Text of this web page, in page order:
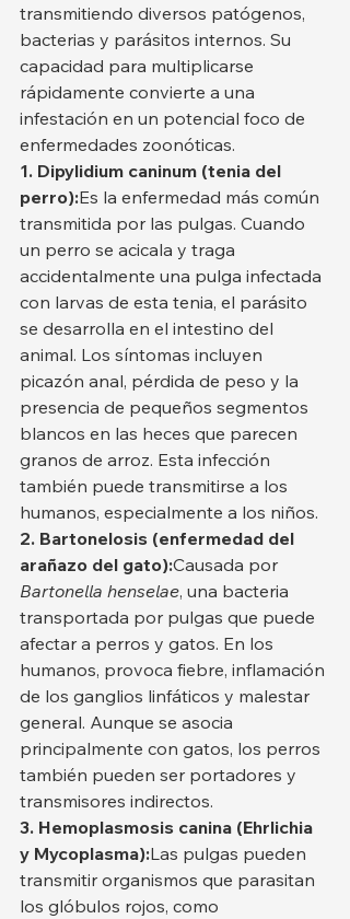
transmitiendo diversos patógenos,
bacterias y parásitos internos. Su
capacidad para multiplicarse
rápidamente convierte a una
infestación en un potencial foco de
enfermedades zoonóticas.
1. Dipylidium caninum (tenia del
perro):Es la enfermedad más común
transmitida por las pulgas. Cuando
un perro se acicala y traga
accidentalmente una pulga infectada
con larvas de esta tenia, el parásito
se desarrolla en el intestino del
animal. Los síntomas incluyen
picazón anal, pérdida de peso y la
presencia de pequeños segmentos
blancos en las heces que parecen
granos de arroz. Esta infección
también puede transmitirse a los
humanos, especialmente a los niños.
2. Bartonelosis (enfermedad del
arañazo del gato):Causada por
Bartonella henselae, una bacteria
transportada por pulgas que puede
afectar a perros y gatos. En los
humanos, provoca fiebre, inflamación
de los ganglios linfáticos y malestar
general. Aunque se asocia
principalmente con gatos, los perros
también pueden ser portadores y
transmisores indirectos.
3. Hemoplasmosis canina (Ehrlichia
y Mycoplasma):Las pulgas pueden
transmitir organismos que parasitan
los glóbulos rojos, como